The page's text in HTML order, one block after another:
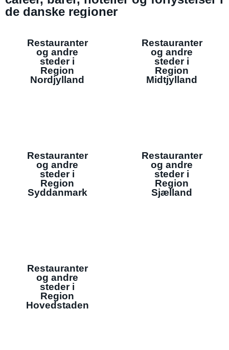
de danske regioner
Restauranter
og andre
steder i
Region
Nordjylland
Restauranter
og andre
steder i
Region
Midtjylland
Restauranter
og andre
steder i
Region
Syddanmark
Restauranter
og andre
steder i
Region
Sjælland
Restauranter
og andre
steder i
Region
Hovedstaden